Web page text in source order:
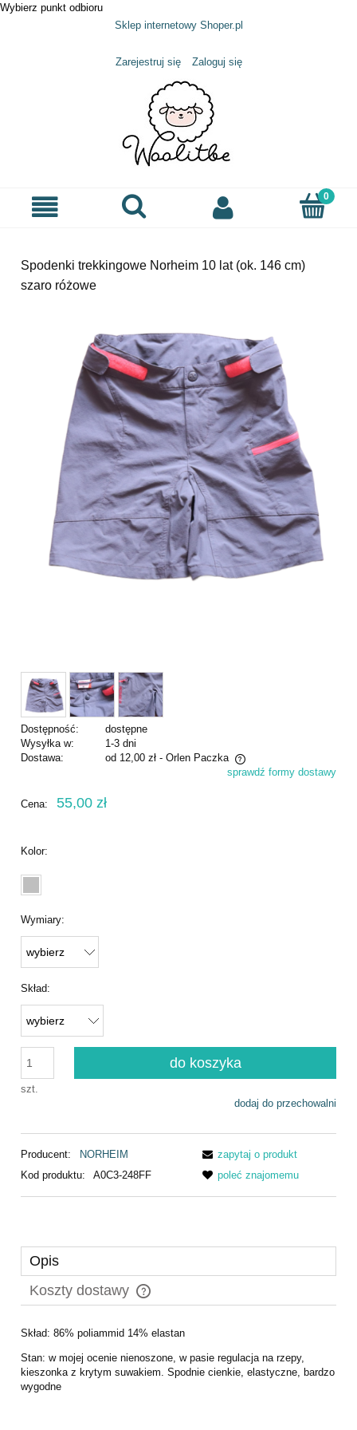
Wybierz punkt odbioru
Sklep internetowy Shoper.pl
Zarejestruj się Zaloguj się
Spodenki trekkingowe Norheim 10 lat (ok. 146 cm)
szaro różowe
Dostępność:
dostępne
Wysyłka w:
1-3 dni
Dostawa:
od 12,00 zł - Orlen Paczka
Cena nie zawiera ewentualnych kosztów płatnościsprawdź formy dostawy
Cena: 55,00 zł
Kolor:
Wymiary:
Skład:
szt.
do koszyka
dodaj do przechowalni
Producent:
NORHEIM
Kod produktu:
A0C3-248FF
zapytaj o produkt
poleć znajomemu
Opis
Koszty dostawy
Cena nie zawiera ewentualnych kosztów płatności
Skład: 86% poliammid 14% elastan
Stan: w mojej ocenie nienoszone, w pasie regulacja na rzepy,
kieszonka z krytym suwakiem. Spodnie cienkie, elastyczne, bardzo
wygodne